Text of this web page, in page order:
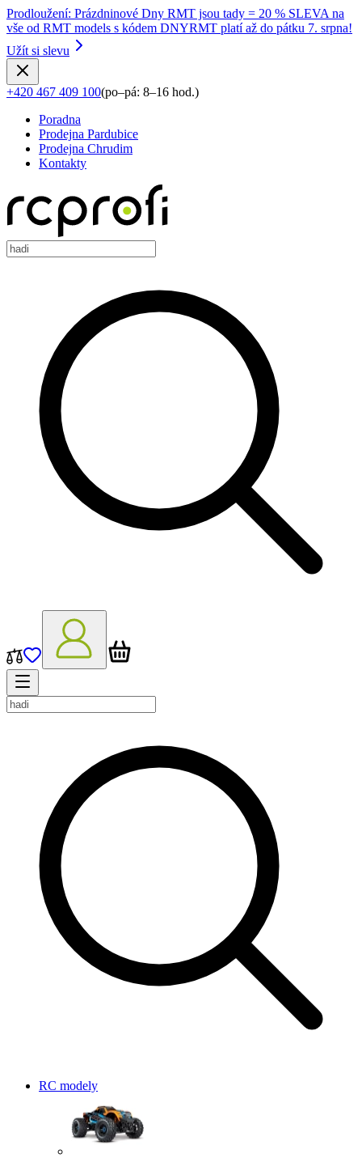
Prodloužení: Prázdninové Dny RMT jsou tady = 20 % SLEVA na
vše od RMT models s kódem DNYRMT platí až do pátku 7. srpna!
Užít si slevu
+420 467 409 100(po–pá: 8–16 hod.)
Poradna
Prodejna Pardubice
Prodejna Chrudim
Kontakty
RC modely